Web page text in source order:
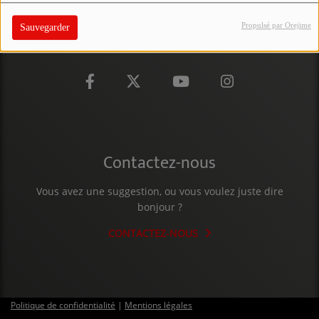
Sauvegarder Propulsé par Orejime
PARTICIPEZ
JEUX CONCOURS
Contactez-nous
Vous avez une suggestion, ou vous voulez juste dire
bonjour ?
CONTACTEZ-NOUS
Politique de confidentialité | Mentions légales